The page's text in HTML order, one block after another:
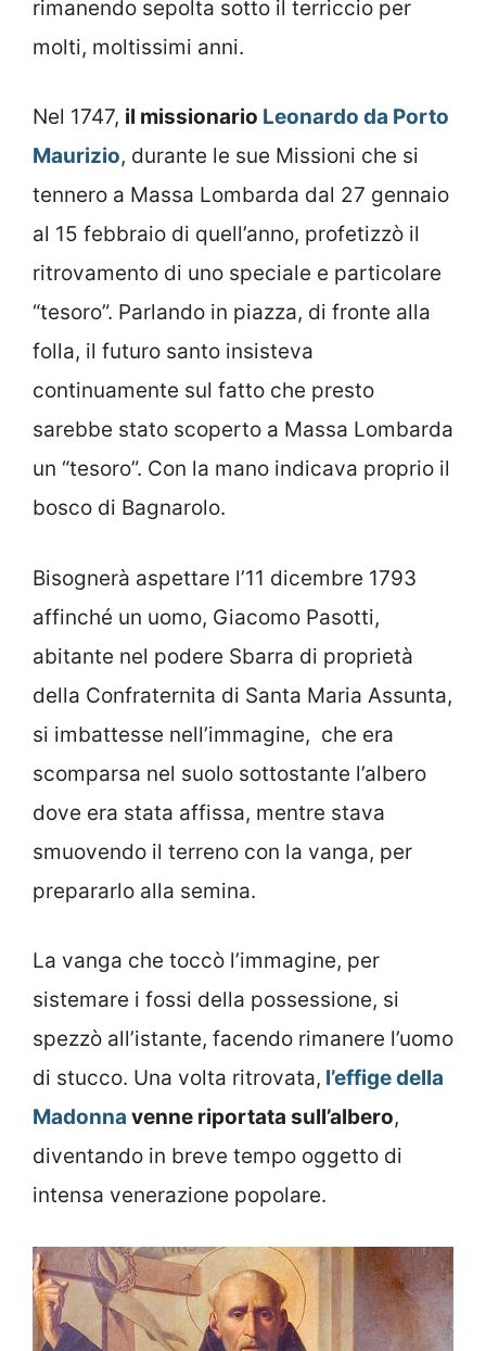
rimanendo sepolta sotto il terriccio per
molti, moltissimi anni.
Nel 1747, il missionario Leonardo da Porto
Maurizio, durante le sue Missioni che si
tennero a Massa Lombarda dal 27 gennaio
al 15 febbraio di quell’anno, profetizzò il
ritrovamento di uno speciale e particolare
“tesoro”. Parlando in piazza, di fronte alla
folla, il futuro santo insisteva
continuamente sul fatto che presto
sarebbe stato scoperto a Massa Lombarda
un “tesoro”. Con la mano indicava proprio il
bosco di Bagnarolo.
Bisognerà aspettare l’11 dicembre 1793
affinché un uomo, Giacomo Pasotti,
abitante nel podere Sbarra di proprietà
della Confraternita di Santa Maria Assunta,
si imbattesse nell’immagine, che era
scomparsa nel suolo sottostante l’albero
dove era stata affissa, mentre stava
smuovendo il terreno con la vanga, per
prepararlo alla semina.
La vanga che toccò l’immagine, per
sistemare i fossi della possessione, si
spezzò all’istante, facendo rimanere l’uomo
di stucco. Una volta ritrovata, l’effige della
Madonna venne riportata sull’albero,
diventando in breve tempo oggetto di
intensa venerazione popolare.